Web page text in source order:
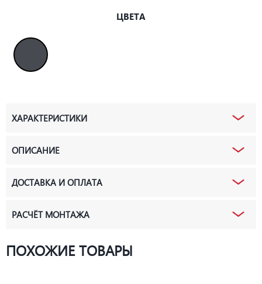
ЦВЕТА
ХАРАКТЕРИСТИКИ
ОПИСАНИЕ
ДОСТАВКА И ОПЛАТА
РАСЧЁТ МОНТАЖА
ПОХОЖИЕ ТОВАРЫ